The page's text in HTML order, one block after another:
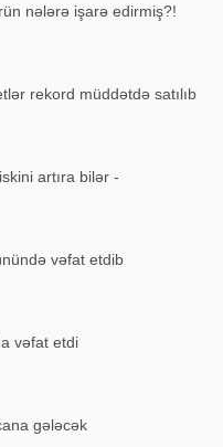
nələrə işarə edirmiş?!
rekord müddətdə satılıb
artıra bilər -
vəfat etdib
vəfat etdi
gələcək